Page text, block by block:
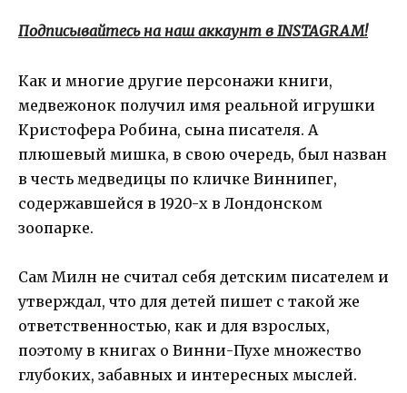
Подписывайтесь на наш аккаунт в INSTAGRAM!
Как и многие другие персонажи книги,
медвежонок получил имя реальной игрушки
Кристофера Робина, сына писателя. А
плюшевый мишка, в свою очередь, был назван
в честь медведицы по кличке Виннипег,
содержавшейся в 1920-х в Лондонском
зоопарке.
Сам Милн не считал себя детским писателем и
утверждал, что для детей пишет с такой же
ответственностью, как и для взрослых,
поэтому в книгах о Винни-Пухе множество
глубоких, забавных и интересных мыслей.